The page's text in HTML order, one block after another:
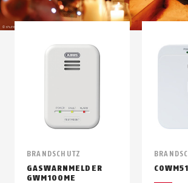
BRANDSCHUTZ
GASWARNMELDER
GWM100ME